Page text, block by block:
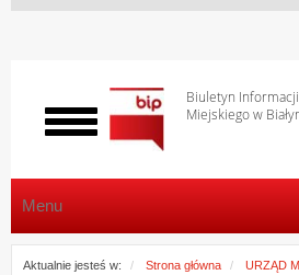
Biuletyn
Miejskiego w
Włącz
menu
Menu
Aktualnie jesteś w: Strona główna URZĄD